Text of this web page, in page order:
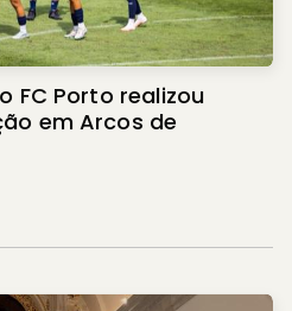
FC Porto realizou
em Arcos de